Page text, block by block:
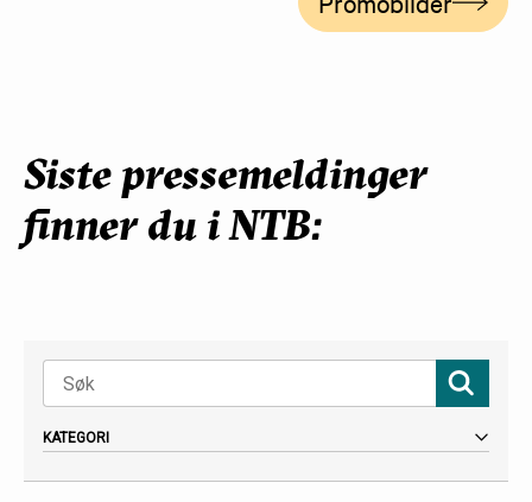
Siste pressemeldinger
finner du i NTB: